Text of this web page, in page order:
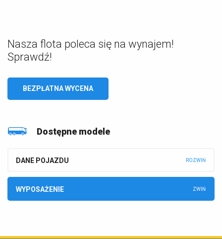
Nasza flota poleca się na wynajem!
Sprawdź!
BEZPŁATNA WYCENA
Dostępne modele
DANE POJAZDU
WYPOSAŻENIE